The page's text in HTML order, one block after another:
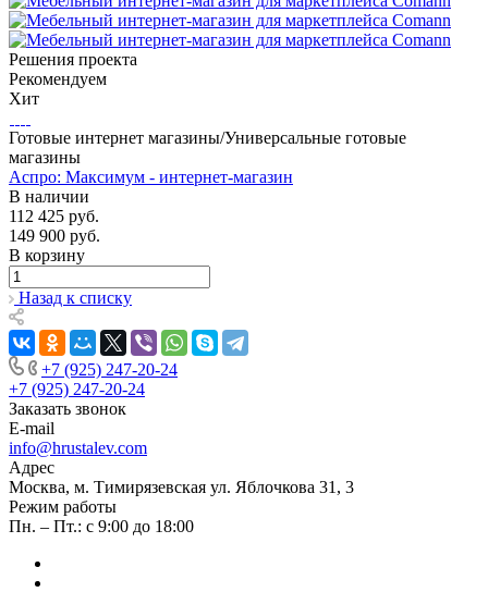
Решения проекта
Рекомендуем
Хит
Готовые интернет магазины/Универсальные готовые
магазины
Аспро: Максимум - интернет-магазин
В наличии
112 425 руб.
149 900 руб.
В корзину
Назад к списку
+7 (925) 247-20-24
+7 (925) 247-20-24
Заказать звонок
E-mail
info@hrustalev.com
Адрес
Москва, м. Тимирязевская ул. Яблочкова 31, 3
Режим работы
Пн. – Пт.: с 9:00 до 18:00